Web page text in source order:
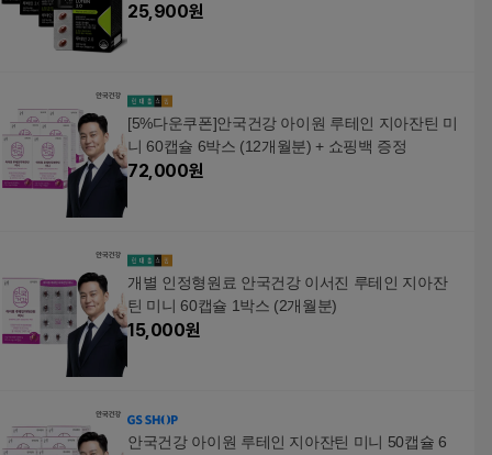
25,900원
[5%다운쿠폰]안국건강 아이원 루테인 지아잔틴 미
니 60캡슐 6박스 (12개월분) + 쇼핑백 증정
72,000원
개별 인정형원료 안국건강 이서진 루테인 지아잔
틴 미니 60캡슐 1박스 (2개월분)
15,000원
안국건강 아이원 루테인 지아잔틴 미니 50캡슐 6